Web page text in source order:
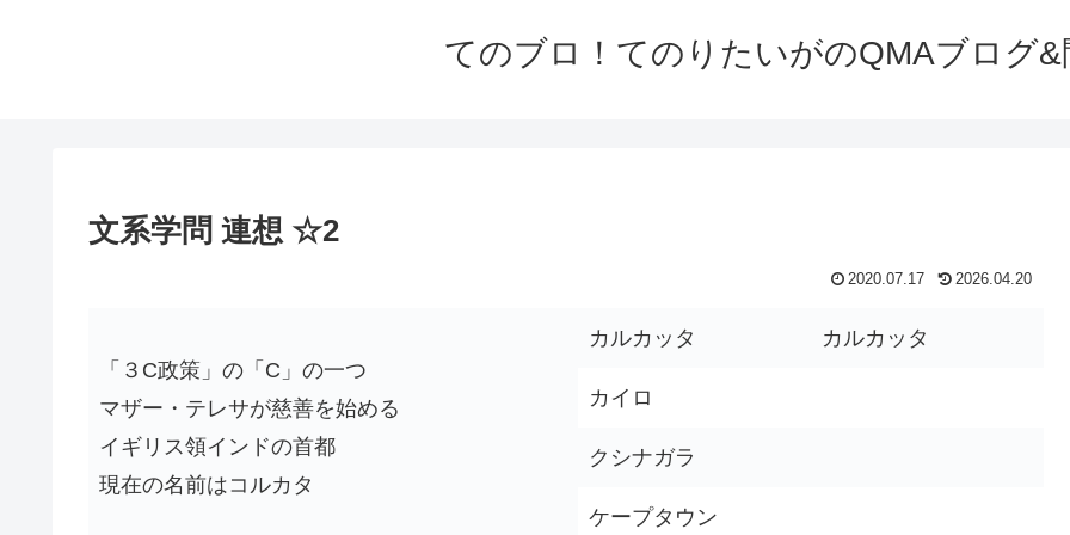
てのブロ！てのりたいがのQMAブログ&
文系学問 連想 ☆2
2020.07.17 2026.04.20
「３C政策」の「C」の一つ
マザー・テレサが慈善を始める
イギリス領インドの首都
現在の名前はコルカタ
カルカッタ カルカッタ
カイロ
クシナガラ
ケープタウン